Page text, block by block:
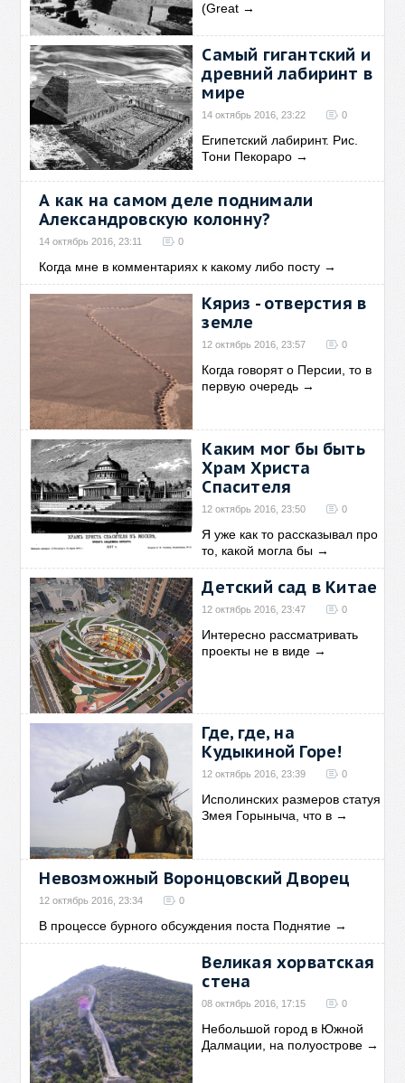
(Great →
Самый гигантский и
древний лабиринт в
мире
14 октябрь 2016, 23:22 0
Египетский лабиринт. Рис.
Тони Пекораро →
А как на самом деле поднимали
Александровскую колонну?
14 октябрь 2016, 23:11 0
Когда мне в комментариях к какому либо посту →
Кяриз - отверстия в
земле
12 октябрь 2016, 23:57 0
Когда говорят о Персии, то в
первую очередь →
Каким мог бы быть
Храм Христа
Спасителя
12 октябрь 2016, 23:50 0
Я уже как то рассказывал про
то, какой могла бы →
Детский сад в Китае
12 октябрь 2016, 23:47 0
Интересно рассматривать
проекты не в виде →
Где, где, на
Кудыкиной Горе!
12 октябрь 2016, 23:39 0
Исполинских размеров статуя
Змея Горыныча, что в →
Невозможный Воронцовский Дворец
12 октябрь 2016, 23:34 0
В процессе бурного обсуждения поста Поднятие →
Великая хорватская
стена
08 октябрь 2016, 17:15 0
Небольшой город в Южной
Далмации, на полуострове →